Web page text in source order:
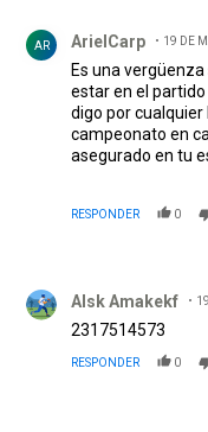
AR ArielCarp 19 DE
Es una
estar en el
digo por
campeonato en
asegurado en tu
ver el partido
y los clubes que lo
RESPONDER 0
Alsk Amakekf
2317514573
RESPONDER 0